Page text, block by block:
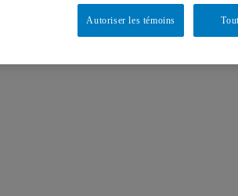
Autoriser les témoins